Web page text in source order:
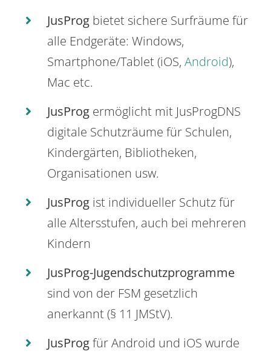
JusProg bietet sichere Surfräume für
alle Endgeräte: Windows,
Smartphone/Tablet (iOS, Android),
Mac etc.
JusProg ermöglicht mit JusProgDNS
digitale Schutzräume für Schulen,
Kindergärten, Bibliotheken,
Organisationen usw.
JusProg ist individueller Schutz für
alle Altersstufen, auch bei mehreren
Kindern
JusProg-Jugendschutzprogramme
sind von der FSM gesetzlich
anerkannt (§ 11 JMStV).
JusProgfür Android und iOS wurde